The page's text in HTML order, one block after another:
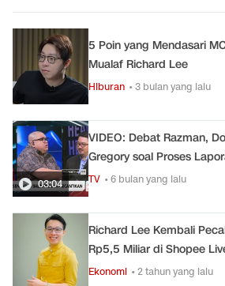
5 Poin yang Mendasari
Mualaf Richard Lee
Hiburan • 3 bulan yang lalu
03:04
VIDEO: Debat Razman,
Gregory soal Proses
TV • 6 bulan yang lalu
Richard Lee Kembali
Rp5,5 Miliar di Shopee
Ekonomi • 2 tahun yang lalu